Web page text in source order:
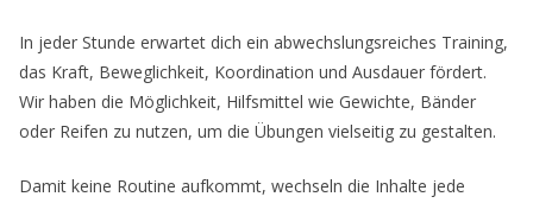
In jeder Stunde erwartet dich ein abwechslungsreiches Training,
das Kraft, Beweglichkeit, Koordination und Ausdauer fördert.
Wir haben die Möglichkeit, Hilfsmittel wie Gewichte, Bänder
oder Reifen zu nutzen, um die Übungen vielseitig zu gestalten.
Damit keine Routine aufkommt, wechseln die Inhalte jede